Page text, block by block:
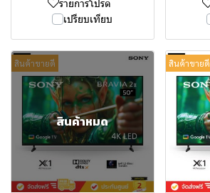
รายการโปรด
เปรียบเทียบ
สินค้าขายดี
สินค้าหมด
สินค้าขายดี